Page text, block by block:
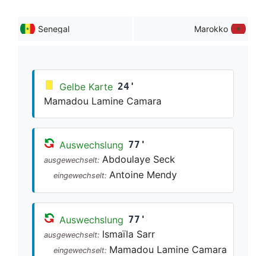
Senegal Marokko
Gelbe Karte 24'
Mamadou Lamine Camara
Auswechslung 77'
ausgewechselt: Abdoulaye Seck
eingewechselt: Antoine Mendy
Auswechslung 77'
ausgewechselt: Ismaïla Sarr
eingewechselt: Mamadou Lamine Camara